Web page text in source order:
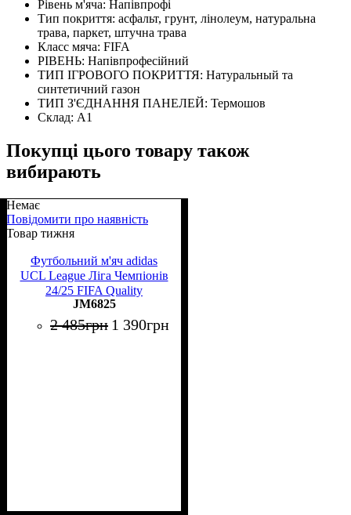
Рівень м'яча: Напівпрофі
Тип покриття: асфальт, грунт, лінолеум, натуральна
трава, паркет, штучна трава
Класс мяча: FIFA
РІВЕНЬ: Напівпрофесійний
ТИП ІГРОВОГО ПОКРИТТЯ: Натуральный та
синтетичний газон
ТИП З'ЄДНАННЯ ПАНЕЛЕЙ: Термошов
Склад: А1
Покупці цього товару також
вибирають
Немає
Повідомити про наявність
Товар тижня
Футбольний м'яч adidas
UCL League Ліга Чемпіонів
24/25 FIFA Quality
(термошов)
JM6825
2 485грн 1 390грн